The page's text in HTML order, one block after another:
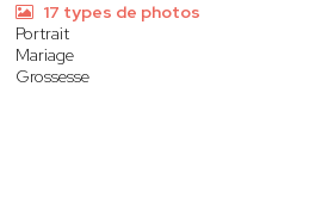
17 types de photos
Portrait
Mariage
Grossesse